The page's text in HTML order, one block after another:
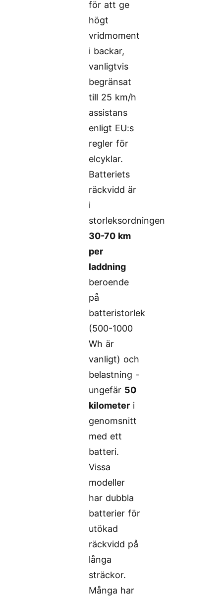
för att ge
högt
vridmoment
i backar,
vanligtvis
begränsat
till 25 km/h
assistans
enligt EU:s
regler för
elcyklar.
Batteriets
räckvidd är
i
storleksordningen
30-70 km
per
laddning
beroende
på
batteristorlek
(500-1000
Wh är
vanligt) och
belastning -
ungefär 50
kilometer i
genomsnitt
med ett
batteri.
Vissa
modeller
har dubbla
batterier för
utökad
räckvidd på
långa
sträckor.
Många har